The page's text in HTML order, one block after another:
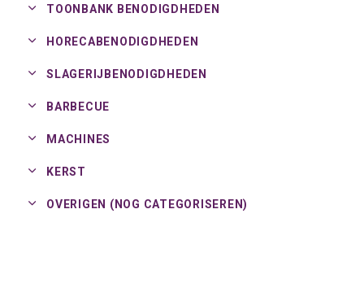
TOONBANK BENODIGDHEDEN
HORECABENODIGDHEDEN
SLAGERIJBENODIGDHEDEN
BARBECUE
MACHINES
KERST
OVERIGEN (NOG CATEGORISEREN)